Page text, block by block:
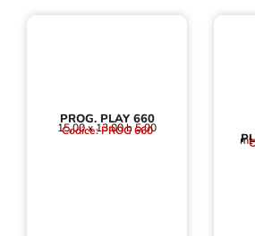
PROG. PLAY 660
15,00 x 13,00 h 5,00
Codice: PROG 660
mt